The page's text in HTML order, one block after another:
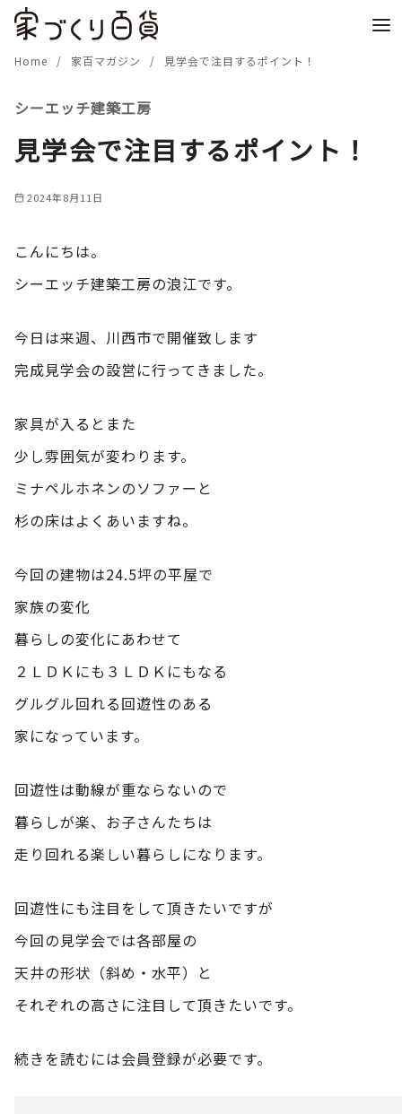
Home 家百マガジン 見学会で注目するポイント！
シーエッチ建築工房
見学会で注目するポイント！
2024年8月11日
こんにちは。
シーエッチ建築工房の浪江です。
今日は来週、川西市で開催致します
完成見学会の設営に行ってきました。
家具が入るとまた
少し雰囲気が変わります。
ミナペルホネンのソファーと
杉の床はよくあいますね。
今回の建物は24.5坪の平屋で
家族の変化
暮らしの変化にあわせて
２ＬＤＫにも３ＬＤＫにもなる
グルグル回れる回遊性のある
家になっています。
回遊性は動線が重ならないので
暮らしが楽、お子さんたちは
走り回れる楽しい暮らしになります。
回遊性にも注目をして頂きたいですが
今回の見学会では各部屋の
天井の形状（斜め・水平）と
それぞれの高さに注目して頂きたいです。
続きを読むには会員登録が必要です。